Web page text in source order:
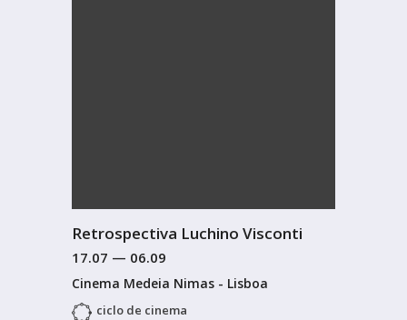
Retrospectiva Luchino Visconti
17.07 — 06.09
Cinema Medeia Nimas - Lisboa
ciclo de cinema